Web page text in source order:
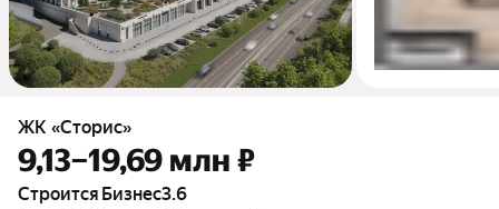
4
ЖК «Сторис»
9,13–19,69 млн ₽
Строится
бизнес3.6